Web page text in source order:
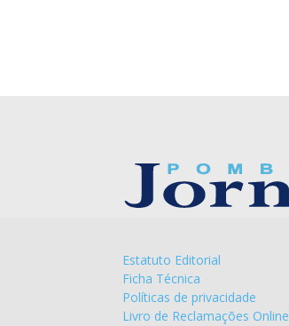
Estatuto Editorial
Ficha Técnica
Políticas de privacidade
Livro de Reclamações Online